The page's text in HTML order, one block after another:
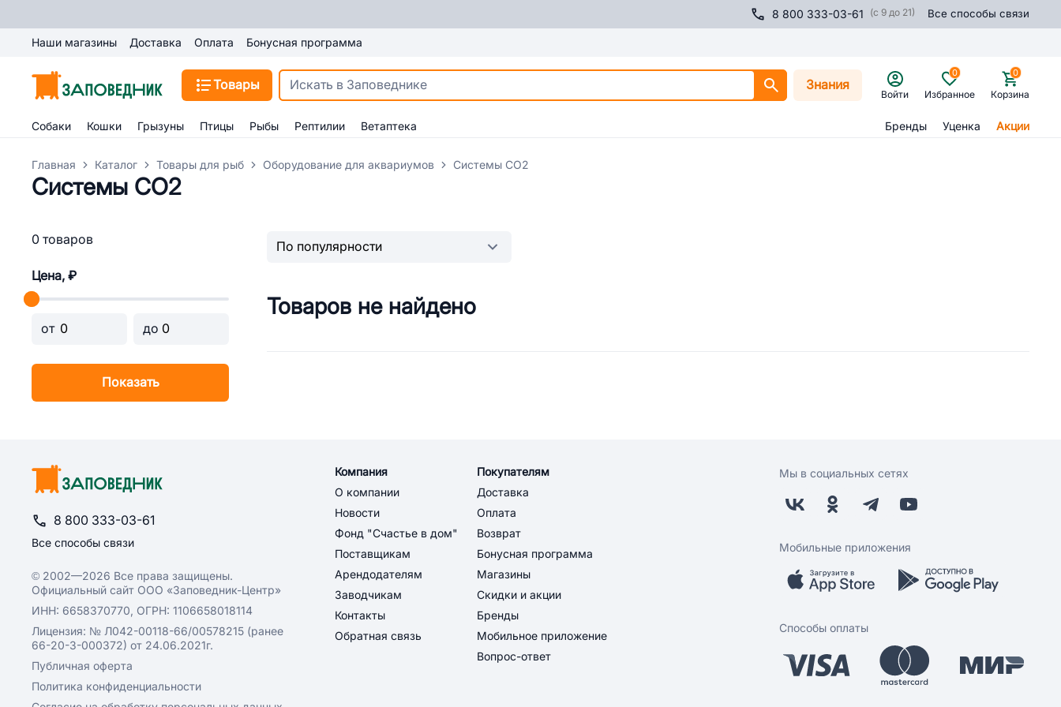
8 800 333-03-61 (с 9 до 21) Все способы связи
Наши магазины Доставка Оплата Бонусная программа
Товары Знания
Войти Избранное
0
Корзина
0
Собаки Кошки Грызуны Птицы Рыбы Рептилии Ветаптека Бренды Уценка Акции
Главная Каталог Товары для рыб Оборудование для аквариумов Системы CO2
Системы CO2
0 товаров
Цена, ₽
от до
Показать
Товаров не найдено
8 800 333-03-61
Все способы связи
© 2002—2026 Все права защищены.
Официальный сайт ООО «Заповедник-Центр»
ИНН: 6658370770, ОГРН: 1106658018114
Лицензия: № Л042-00118-66/00578215 (ранее
66-20-3-000372) от 24.06.2021г.
Публичная оферта
Политика конфиденциальности
Компания
О компании
Новости
Фонд "Счастье в дом"
Поставщикам
Арендодателям
Заводчикам
Контакты
Обратная связь
Покупателям
Доставка
Оплата
Возврат
Бонусная программа
Магазины
Скидки и акции
Бренды
Мобильное приложение
Вопрос-ответ
Мы в социальных сетях
Мобильные приложения
Способы оплаты